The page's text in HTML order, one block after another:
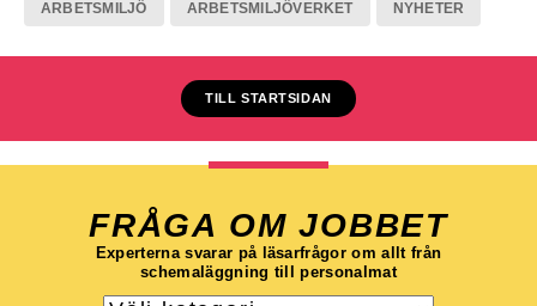
ARBETSMILJÖ ARBETSMILJÖVERKET NYHETER
TILL STARTSIDAN
FRÅGA OM JOBBET
Experterna svarar på läsarfrågor om allt från
schemaläggning till personalmat